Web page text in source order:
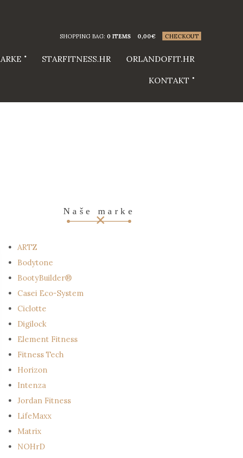
SHOPPING BAG: 0 ITEMS 0,00€ CHECKOUT
STARFITNESS.HR ORLANDOFIT.HR
KONTAKT
Naše marke
ARTZ
Bodytone
BootyBuilder®
Casei Eco-System
Ciclotte
Digilock
Element Fitness
Fitness Tech
Horizon
Intenza
Jordan Fitness
LifeMaxx
Matrix
NOHrD